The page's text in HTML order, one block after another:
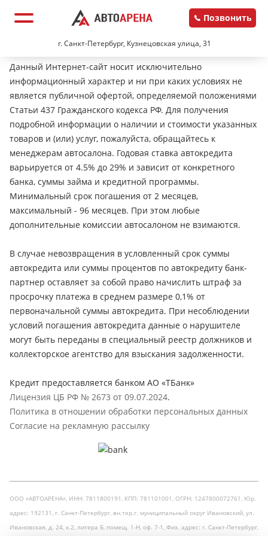
г. Санкт-Петербург, Кузнецовская улица, 31
Позвонить
Данный Интернет-сайт носит исключительно
информационный характер и ни при каких условиях не
является публичной офертой, определяемой положениями
Статьи 437 Гражданского кодекса РФ. Для получения
подробной информации о наличии и стоимости указанных
товаров и (или) услуг, пожалуйста, обращайтесь к
менеджерам автосалона. Годовая ставка автокредита
варьируется от 4.5% до 29% и зависит от конкретного
банка, суммы займа и кредитной программы.
Минимальный срок погашения от 2 месяцев,
максимальный - 96 месяцев. При этом любые
дополнительные комиссии автосалоном не взимаются.
В случае невозвращения в условленный срок суммы
автокредита или суммы процентов по автокредиту банк-
партнер оставляет за собой право начислить штраф за
просрочку платежа в среднем размере 0,1% от
первоначальной суммы автокредита. При несоблюдении
условий погашения автокредита данные о нарушителе
могут быть переданы в специальный реестр должников и
коллекторское агентство для взыскания задолженности.
Кредит предоставляется банком АО «ТБанк»
Лицензия ЦБ РФ № 2673 от 09.07.2024.
Политика в отношении обработки персональных данных
Согласие на рекламную рассылку
ООО «АВТОАРЕНА», ИНН: 7811800191, КПП: 781101001, ОГРН: 1247800072761, Юр.
адрес: 192131, г. Санкт-Петербург, вн.тер.г. муниципальный округ Ивановский, ул.
Ивановская, д. 24, к.2, литера Б, помещ. 1-Н, оф. 7-1, Физ. адрес: г. Санкт-Петербург,